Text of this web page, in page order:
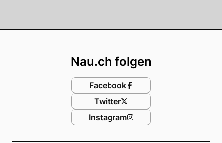
Nau.ch folgen
Facebook
Twitter
Instagram